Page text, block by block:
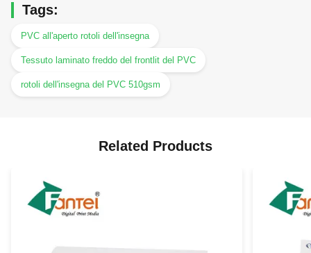
Tags:
PVC all'aperto rotoli dell'insegna
Tessuto laminato freddo del frontlit del PVC
rotoli dell'insegna del PVC 510gsm
Related Products